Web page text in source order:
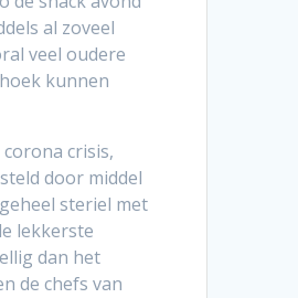
al zoveel
veel oudere
kunnen
crisis,
door middel
steriel met
lekkerste
dan het
de chefs van